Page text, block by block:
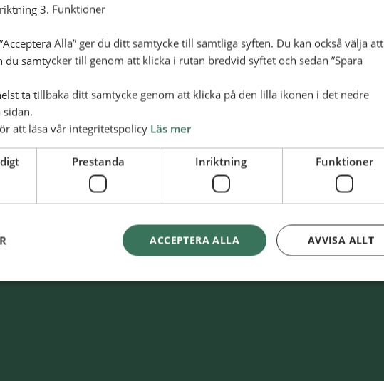
3. Funktioner
Alla” ger du ditt samtycke till samtliga syften. Du kan också välja att
du samtycker till genom att klicka i rutan bredvid syftet och sedan ”Spara
ta tillbaka ditt samtycke genom att klicka på den lilla ikonen i det nedre
att läsa vår integritetspolicy Läs mer
Prestanda Inriktning Funktioner
ACCEPTERA ALLA AVVISA ALLT